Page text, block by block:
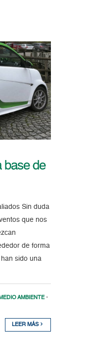
base de
Sin duda
que nos
de forma
sido una
MEDIO AMBIENTE •
LEER MÁS